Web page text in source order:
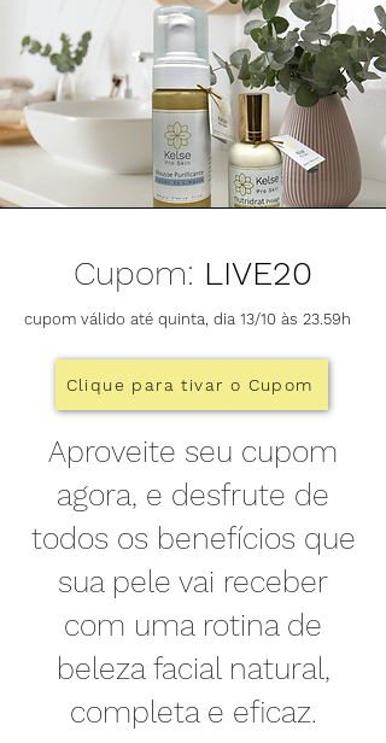
Cupom: LIVE20
cupom válido até quinta, dia 13/10 às 23.59h
Clique para tivar o Cupom
Aproveite seu cupom
agora, e desfrute de
todos os benefícios que
sua pele vai receber
com uma rotina de
beleza facial natural,
completa e eficaz.